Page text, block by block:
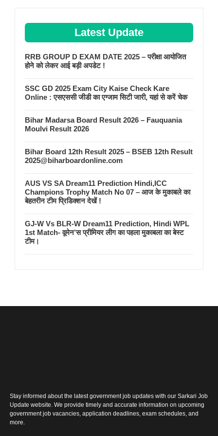
Latest Update
RRB GROUP D EXAM DATE 2025 – परीक्षा आयोजित
होने को लेकर आई बड़ी अपडेट !
SSC GD 2025 Exam City Kaise Check Kare
Online : एसएससी जीडी का एग्जाम सिटी जारी, यहां से करें चेक
Bihar Madarsa Board Result 2026 – Fauquania
Moulvi Result 2026
Bihar Board 12th Result 2025 – BSEB 12th Result
2025@biharboardonline.com
AUS VS SA Dream11 Prediction Hindi,ICC
Champions Trophy Match No 07 – आज के मुकाबले का
बेहतरीन टीम प्रिडिक्शन देखें !
GJ-W Vs BLR-W Dream11 Prediction, Hindi WPL
1st Match- वूमेन’स प्रीमियर लीग का पहला मुकाबला का बेस्ट
टीम।
Stay informed about the latest government job updates with our Sarkari Job
Update website. We provide timely and accurate information on upcoming
government job vacancies, application deadlines, exam schedules, and
more.